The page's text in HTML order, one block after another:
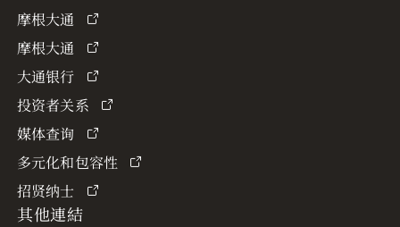
摩根大通
摩根大通
大通银行
投资者关系
媒体查询
多元化和包容性
招贤纳士
其他連結